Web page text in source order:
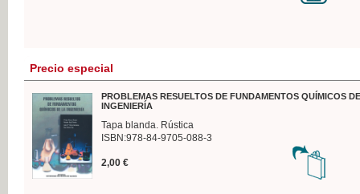
Precio especial
PROBLEMAS RESUELTOS DE FUNDAMENTOS QUÍMICOS
INGENIERÍA
Tapa blanda. Rústica
ISBN:978-84-9705-088-3
2,00 €